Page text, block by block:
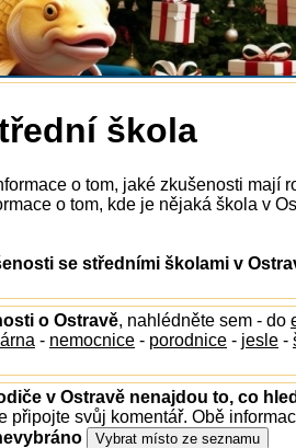
škola
o tom, jaké zkušenosti mají
o tom, kde je nějaká škola v
se středními školami v
o Ostravě, nahlédněte sem - do
- nemocnice - porodnice - jesle -
v Ostravě nenajdou to, co
připojte svůj komentář. Obě